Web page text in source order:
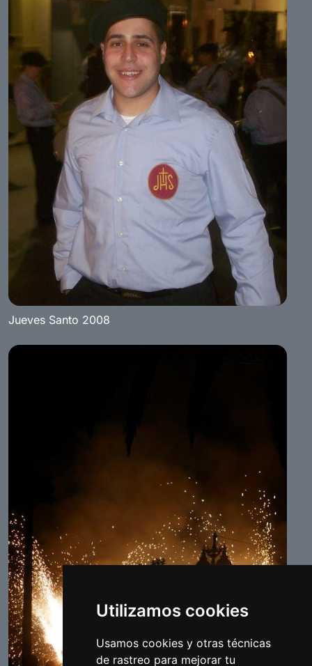
Utilizamos cookies
Usamos cookies y otras técnicas
de rastreo para mejorar tu
Jueves Santo 2008